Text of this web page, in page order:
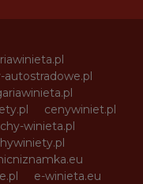
autostradowe.pl
cenywiniet.pl
winieta.pl
e-winieta.eu